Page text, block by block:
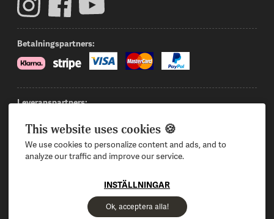
This website uses cookies 🍪
We use cookies to personalize content and ads, and to
analyze our traffic and improve our service.
INSTÄLLNINGAR
Betalningspartners:
Leveranspartners:
Logga in
Intresserad av att bli återförsäljare?
© 2026 Mr Bear Co. AB Org nr: 556986-6550